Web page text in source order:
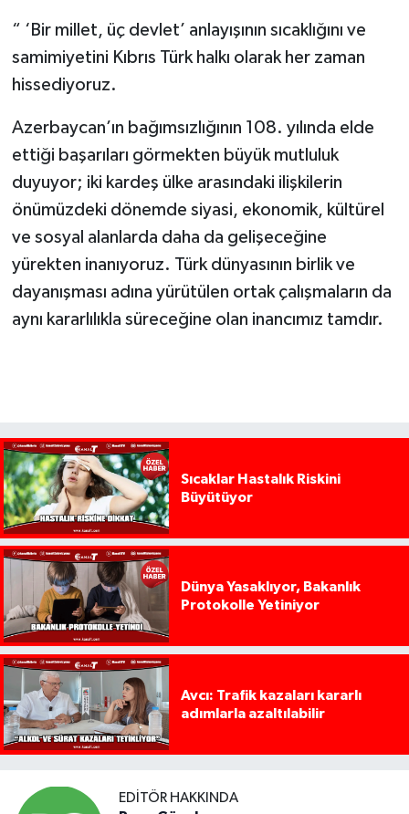
“ ‘Bir millet, üç devlet’ anlayışının sıcaklığını ve
samimiyetini Kıbrıs Türk halkı olarak her zaman
hissediyoruz.
Azerbaycan’ın bağımsızlığının 108. yılında elde
ettiği başarıları görmekten büyük mutluluk
duyuyor; iki kardeş ülke arasındaki ilişkilerin
önümüzdeki dönemde siyasi, ekonomik, kültürel
ve sosyal alanlarda daha da gelişeceğine
yürekten inanıyoruz. Türk dünyasının birlik ve
dayanışması adına yürütülen ortak çalışmaların da
aynı kararlılıkla süreceğine olan inancımız tamdır.
Sıcaklar Hastalık Riskini
Büyütüyor
Dünya Yasaklıyor, Bakanlık
Protokolle Yetiniyor
Avcı: Trafik kazaları kararlı
adımlarla azaltılabilir
EDITÖR HAKKINDA